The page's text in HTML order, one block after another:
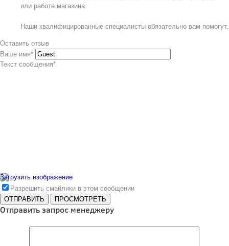
или работе магазина.
Наши квалифицированные специалисты обязательно вам помогут.
Оставить отзыв
Ваше имя*
Текст сообщения*
Загрузить изображение
Разрешить смайлики в этом сообщении
Отправить запрос менеджеру